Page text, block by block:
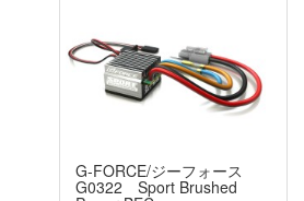
G-FORCE/ジーフォース
G0322 Sport Brushed